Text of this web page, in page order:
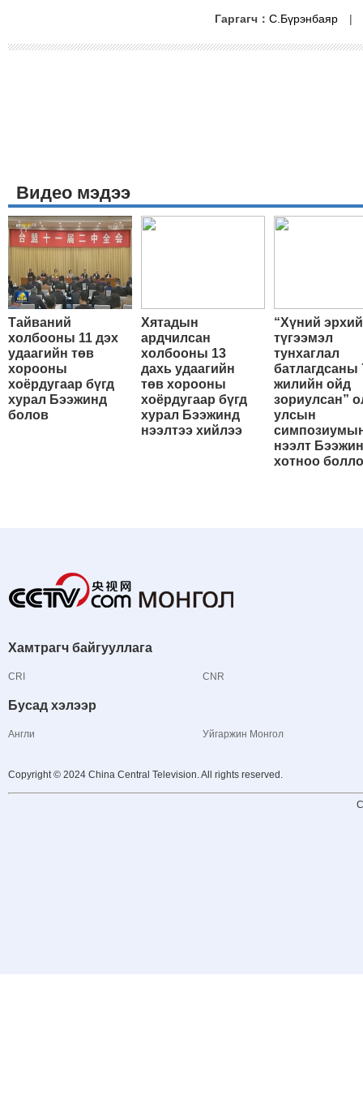
Гаргагч： С.Бүрэнбаяр |
Видео мэдээ
Тайваний
холбооны 11 дэх
удаагийн төв
хорооны
хоёрдугаар бүгд
хурал Бээжинд
болов
Хятадын
ардчилсан
холбооны 13
дахь удаагийн
төв хорооны
хоёрдугаар бүгд
хурал Бээжинд
нээлтээ хийлээ
“Хүний
түгээмэл
тунхаглал
батлагдсаны
жилийн ойд
зориулсан”
улсын
нээлт Бээжин
хотноо
Хамтрагч байгууллага
CRI CNR
Бусад хэлээр
Англи Уйгаржин Монгол
Copyright © 2024 China Central Television. All rights reserved.